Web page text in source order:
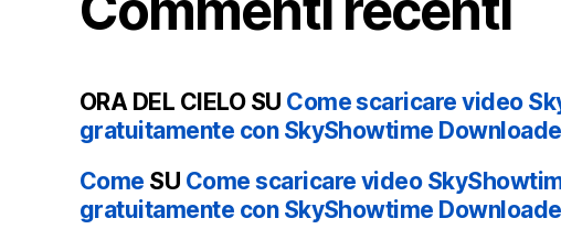
ORA DEL CIELOSU Come scaricare video
gratuitamente con SkyShowtime
Come SU Come scaricare video
gratuitamente con SkyShowtime